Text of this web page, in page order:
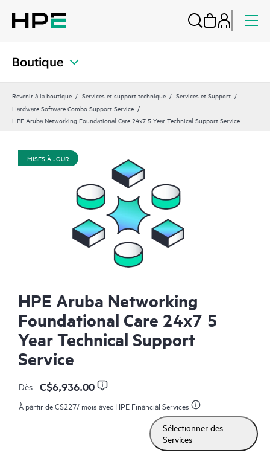
Boutique
Revenir à la boutique Services et support technique
Services et Support
Hardware Software Combo Support Service
HPE Aruba Networking Foundational Care 24x7 5 Year Technical Support Service
MISES À JOUR
HPE Aruba Networking
Foundational Care 24x7 5
Year Technical Support
Service
Dès C$6,936.00
À partir deC$227/ mois avec HPE Financial Services
Sélectionner des
Services